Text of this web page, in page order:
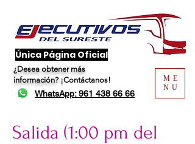
​Única Página Oficial
¿Desea obtener más
información? ¡Contáctanos!
WhatsApp: 961 438 66 66
ME
NU
Salida (1:00 pm del